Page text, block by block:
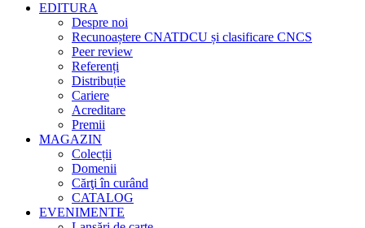
EDITURA
Despre noi
Recunoaștere CNATDCU și clasificare CNCS
Peer review
Referenți
Distribuție
Cariere
Acreditare
Premii
MAGAZIN
Colecții
Domenii
Cărţi în curând
CATALOG
EVENIMENTE